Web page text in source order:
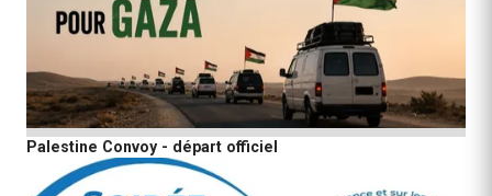
Palestine Convoy - départ officiel